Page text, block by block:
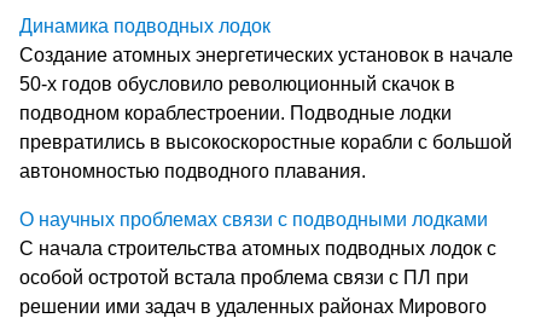
Динамика подводных лодок
Создание атомных энергетических установок в начале
50-х годов обусловило революционный скачок в
подводном кораблестроении. Подводные лодки
превратились в высокоскоростные корабли с большой
автономностью подводного плавания.
О научных проблемах связи с подводными лодками
С начала строительства атомных подводных лодок с
особой остротой встала проблема связи с ПЛ при
решении ими задач в удаленных районах Мирового